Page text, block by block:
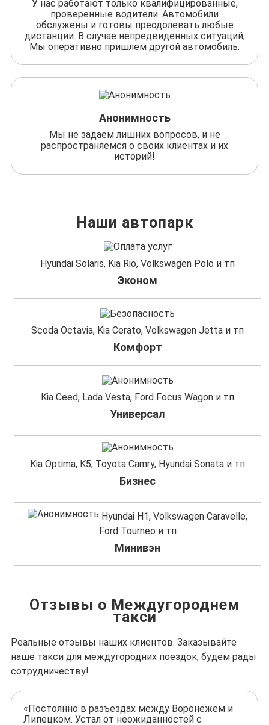
У нас работают только квалифицированные,
проверенные водители. Автомобили
обслужены и готовы преодолевать любые
дистанции. В случае непредвиденных ситуаций,
Мы оперативно пришлем другой автомобиль.
Анонимность
Мы не задаем лишних вопросов, и не
распространяемся о своих клиентах и их
историй!
Наши автопарк
Hyundai Solaris, Kia Rio, Volkswagen Polo и тп
Эконом
Scoda Octavia, Kia Cerato, Volkswagen Jetta и тп
Комфорт
Kia Ceed, Lada Vesta, Ford Focus Wagon и тп
Универсал
Kia Optima, K5, Toyota Camry, Hyundai Sonata и тп
Бизнес
Hyundai H1, Volkswagen Caravelle,
Ford Tourneo и тп
Минивэн
Отзывы о Междугороднем
такси
Реальные отзывы наших клиентов. Заказывайте
наше такси для междугородних поездок, будем рады
сотрудничеству!
«Постоянно в разъездах между Воронежем и
Липецком. Устал от неожиданностей с